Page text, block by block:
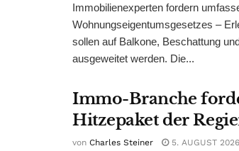
Immobilienexperten fordern
Wohnungseigentumsgesetzes –
sollen auf Balkone, Beschattung
ausgeweitet werden. Die...
Immo-Branche
Hitzepaket der
von Charles Steiner 5. AUGUST 2026